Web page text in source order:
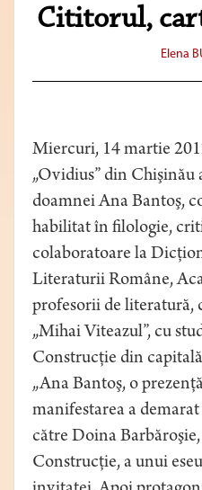
Cititorul,
Elena
Miercuri, 14 martie
„Ovidius” din Chişinău
doamnei Ana Bantoş,
habilitat în filologie,
colaboratoare la
Literaturii Române,
profesorii de literatură,
„Mihai Viteazul”, cu
Construcţie din
„Ana Bantoş, o
manifestarea a
către Doina
Construcţie, a unui